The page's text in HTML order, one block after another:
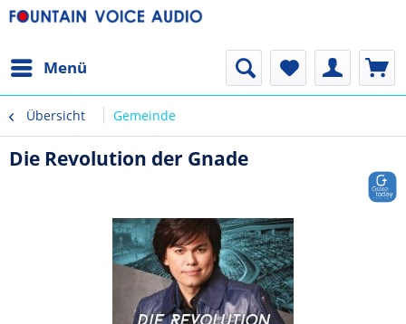
Menü
Übersicht Gemeinde
Die Revolution der Gnade